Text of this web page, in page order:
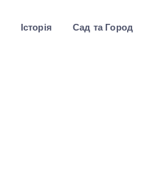
Історія Сад та Город